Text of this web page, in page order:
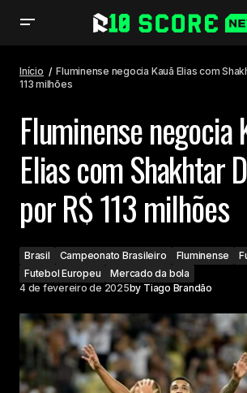
Início
Fluminense negocia Kauã Elias com
113 milhões
Fluminense negocia
Elias com Shakhtar
por R$ 113 milhões
Brasil Campeonato Brasileiro Fluminense
Futebol Europeu
Mercado da bola
4 de fevereiro de 2025by Tiago Brandão